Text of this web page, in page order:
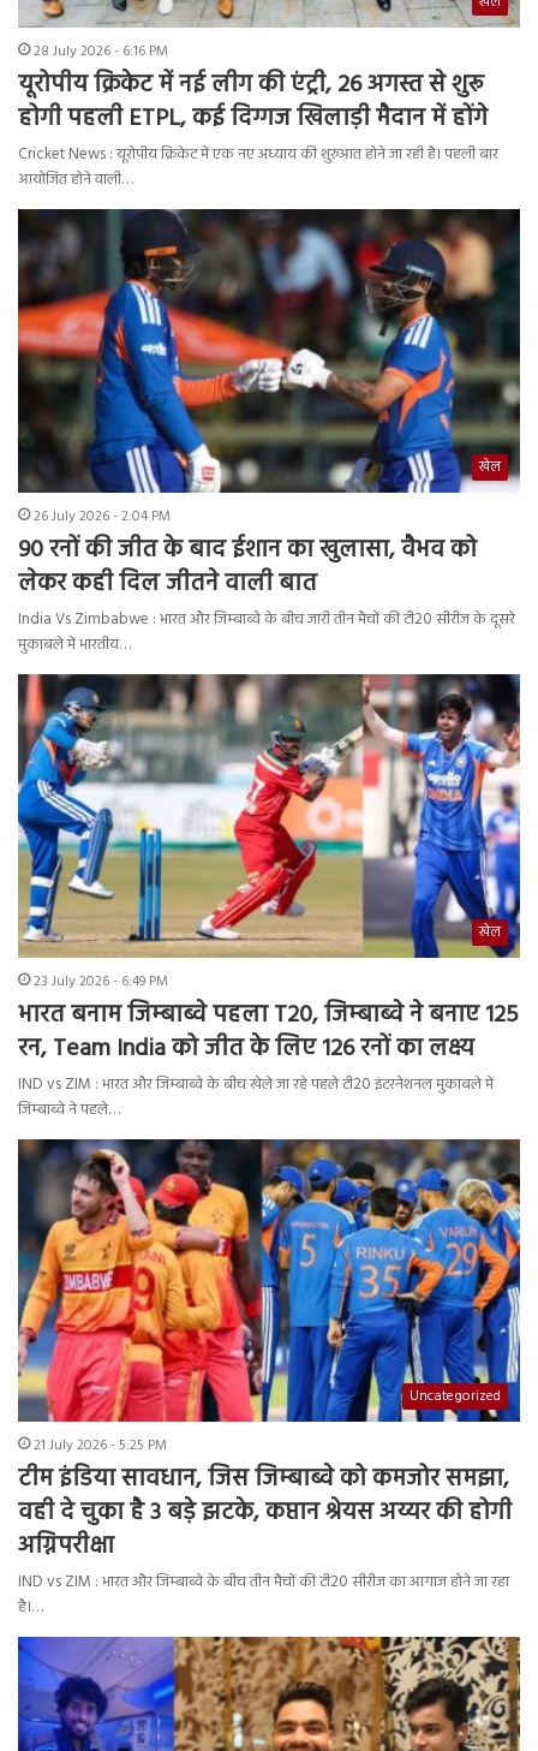
28 July 2026 - 6:16 PM
यूरोपीय क्रिकेट में नई लीग की एंट्री, 26 अगस्त से शुरू
होगी पहली ETPL, कई दिग्गज खिलाड़ी मैदान में होंगे
Cricket News : यूरोपीय क्रिकेट में एक नए अध्याय की शुरुआत होने जा रही है। पहली बार
आयोजित होने वाली…
खेल
26 July 2026 - 2:04 PM
90 रनों की जीत के बाद ईशान का खुलासा, वैभव को
लेकर कही दिल जीतने वाली बात
India Vs Zimbabwe : भारत और जिम्बाब्वे के बीच जारी तीन मैचों की टी20 सीरीज के दूसरे
मुकाबले में भारतीय…
खेल
23 July 2026 - 6:49 PM
भारत बनाम जिम्बाब्वे पहला T20, जिम्बाब्वे ने बनाए 125
रन, Team India को जीत के लिए 126 रनों का लक्ष्य
IND vs ZIM : भारत और जिम्बाब्वे के बीच खेले जा रहे पहले टी20 इंटरनेशनल मुकाबले में
जिम्बाब्वे ने पहले…
Uncategorized
21 July 2026 - 5:25 PM
टीम इंडिया सावधान, जिस जिम्बाब्वे को कमजोर समझा,
वही दे चुका है 3 बड़े झटके, कप्तान श्रेयस अय्यर की होगी
अग्निपरीक्षा
IND vs ZIM : भारत और जिम्बाब्वे के बीच तीन मैचों की टी20 सीरीज का आगाज होने जा रहा
है।…